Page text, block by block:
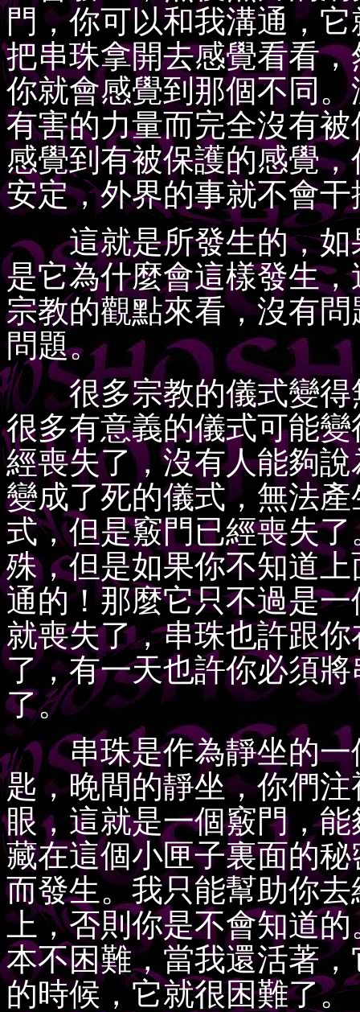
門，你可以和我溝通，
把串珠拿開去感覺看看
你就會感覺到那個不同
有害的力量而完全沒有
感覺到有被保護的感覺
安定，外界的事就不會干
這就是所發生的，如
是它為什麼會這樣發生
宗教的觀點來看，沒有
問題。
很多宗教的儀式變得
很多有意義的儀式可能
經喪失了，沒有人能夠
變成了死的儀式，無法
式，但是竅門已經喪失
殊，但是如果你不知道
通的！那麼它只不過是
就喪失了，串珠也許跟
了，有一天也許你必須
了。
串珠是作為靜坐的一
匙，晚間的靜坐，你們
眼，這就是一個竅門，
藏在這個小匣子裏面的
而發生。我只能幫助你
上，否則你是不會知道
本不困難，當我還活著
的時候，它就很困難了。